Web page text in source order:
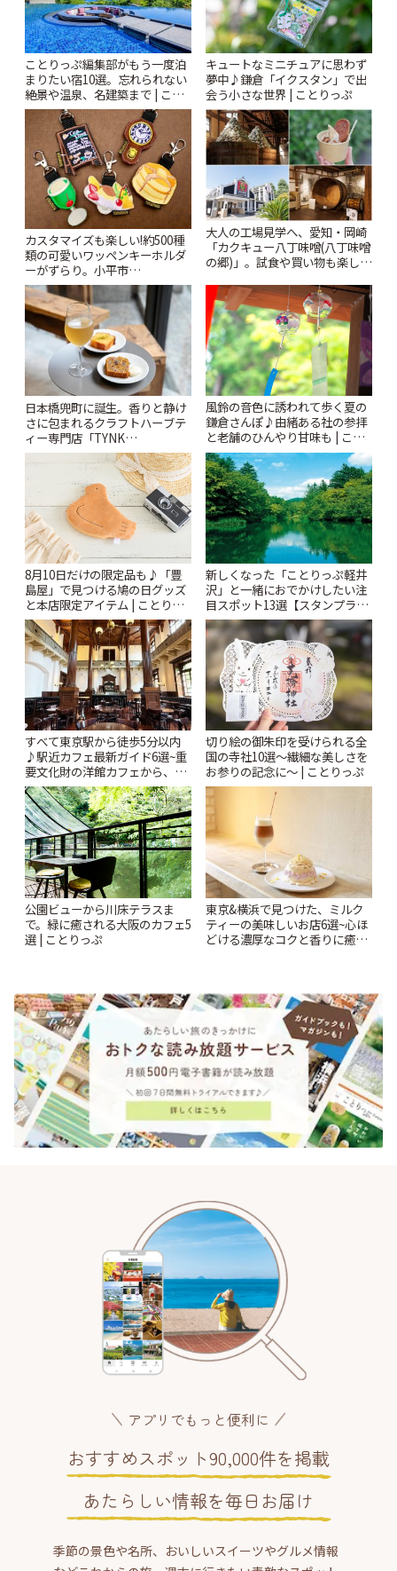
ことりっぷ編集部がもう一度泊
まりたい宿10選。忘れられない
絶景や温泉、名建築まで | こと
りっぷ
キュートなミニチュアに思わず
夢中♪鎌倉「イクスタン」で出
会う小さな世界 | ことりっぷ
カスタマイズも楽しい!約500種
類の可愛いワッペンキーホルダ
ーがずらり。小平市
「Kimamaya T&K」 | ことりっ
ぷ
大人の工場見学へ、愛知・岡崎
「カクキュー八丁味噌(八丁味噌
の郷)」。試食や買い物も楽しみ
日本橋兜町に誕生。香りと静け
さに包まれるクラフトハーブテ
ィー専門店「TYNK
Kabutocho」 | ことりっぷ
風鈴の音色に誘われて歩く夏の
鎌倉さんぽ♪由緒ある社の参拝
と老舗のひんやり甘味も | こと
りっぷ
8月10日だけの限定品も♪「豊
島屋」で見つける鳩の日グッズ
と本店限定アイテム | ことりっ
ぷ
新しくなった「ことりっぷ軽井
沢」と一緒におでかけしたい注
目スポット13選【スタンプラリ
ー開催中】 | ことりっぷ
すべて東京駅から徒歩5分以内
♪駅近カフェ最新ガイド6選~重
要文化財の洋館カフェから、改
札すぐのレトロ喫茶まで~ | こと
りっぷ
切り絵の御朱印を受けられる全
国の寺社10選〜繊細な美しさを
お参りの記念に〜 | ことりっぷ
公園ビューから川床テラスま
で。緑に癒される大阪のカフェ5
選 | ことりっぷ
東京&横浜で見つけた、ミルク
ティーの美味しいお店6選~心ほ
どける濃厚なコクと香りに癒や
アプリでもっと便利に
おすすめスポット90,000件を掲載
あたらしい情報を毎日お届け
季節の景色や名所、おいしいスイーツやグルメ情報